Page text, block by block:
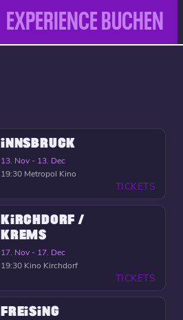
EXPERIENCE BUCHEN
INNSBRUCK
13. Nov - 13. Dec
19:30 Metropol Kino
TICKETS
KIRCHDORF /
KREMS
17. Nov - 17. Dec
19:30 Kino Kirchdorf
TICKETS
FREISING